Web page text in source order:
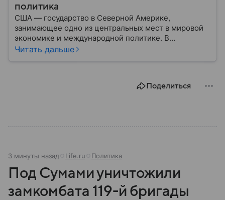
политика
США — государство в Северной Америке,
занимающее одно из центральных мест в мировой
экономике и международной политике. В
материале — основные сведения об этой стране.
Читать дальше
Поделиться
3 минуты назад Life.ru Политика
Под Сумами уничтожили
замкомбата 119-й бригады